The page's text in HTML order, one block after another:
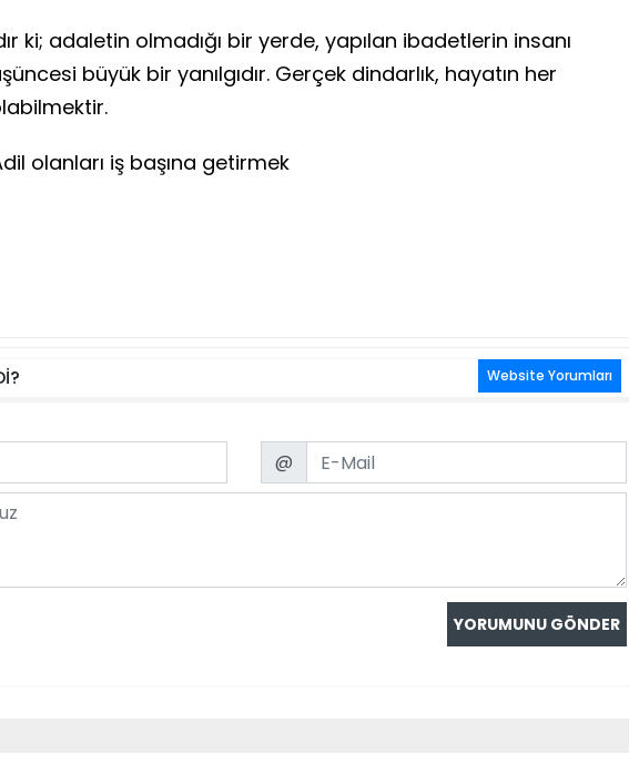
ki; adaletin olmadığı bir yerde, yapılan ibadetlerin insanı
büyük bir yanılgıdır. Gerçek dindarlık, hayatın her
olanları iş başına getirmek
Website Yorumları
Email
@